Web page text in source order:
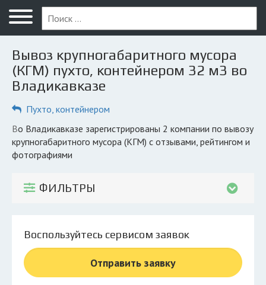
Меню
Главная
Вопрос юристу
Владикавказ
ПОЛЬЗОВАТЕЛЯМ
Компании
Экоблог
Личный кабинет
Вывоз крупногабаритного мусора
(КГМ) пухто, контейнером 32 м3 во
Владикавказе
Пухто, контейнером
во Владикавказе зарегистрированы 2 компании по вывозу
крупногабаритного мусора (КГМ) с отзывами, рейтингом и
фотографиями
ФИЛЬТРЫ
Воспользуйтесь сервисом заявок
Отправить заявку